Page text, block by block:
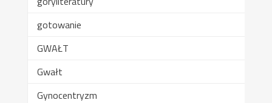
gotowanie
GWAŁT
Gwałt
Gynocentryzm